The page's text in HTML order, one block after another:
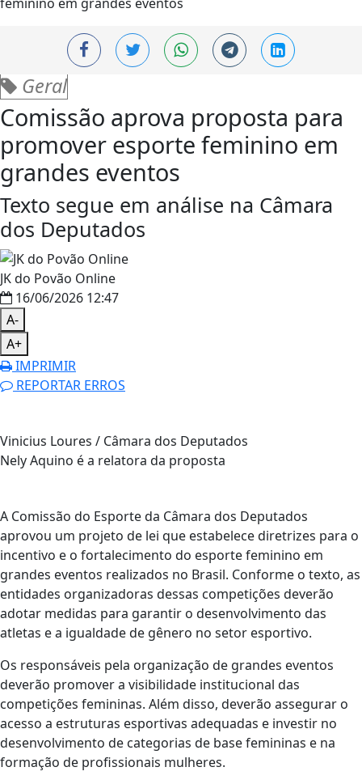
Geral
Comissão aprova proposta para
promover esporte feminino em
grandes eventos
Texto segue em análise na Câmara
dos Deputados
JK do Povão Online
16/06/2026 12:47
A-
A+
IMPRIMIR
REPORTAR ERROS
Vinicius Loures / Câmara dos Deputados
Nely Aquino é a relatora da proposta
A Comissão do Esporte da Câmara dos Deputados
aprovou um projeto de lei que estabelece diretrizes para o
incentivo e o fortalecimento do esporte feminino em
grandes eventos realizados no Brasil. Conforme o texto, as
entidades organizadoras dessas competições deverão
adotar medidas para garantir o desenvolvimento das
atletas e a igualdade de gênero no setor esportivo.
Os responsáveis pela organização de grandes eventos
deverão promover a visibilidade institucional das
competições femininas. Além disso, deverão assegurar o
acesso a estruturas esportivas adequadas e investir no
desenvolvimento de categorias de base femininas e na
formação de profissionais mulheres.